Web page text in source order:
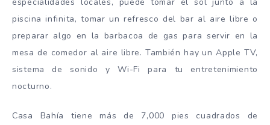
piscina infinita, tomar un refresco del bar al aire libre o
preparar algo en la barbacoa de gas para servir en la
mesa de comedor al aire libre. También hay un Apple TV,
sistema de sonido y Wi-Fi para tu entretenimiento
nocturno.
Casa Bahía tiene más de 7,000 pies cuadrados de